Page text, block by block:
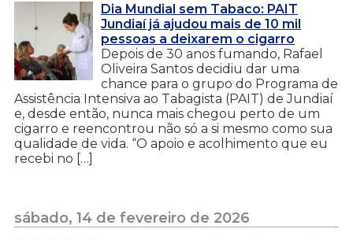
Dia Mundial sem Tabaco: PAIT
Jundiaí já ajudou mais de 10 mil
pessoas a deixarem o cigarro
Depois de 30 anos fumando, Rafael
Oliveira Santos decidiu dar uma
chance para o grupo do Programa de
Assistência Intensiva ao Tabagista (PAIT) de Jundiaí
e, desde então, nunca mais chegou perto de um
cigarro e reencontrou não só a si mesmo como sua
qualidade de vida. “O apoio e acolhimento que eu
recebi no […]
sábado, 14 de fevereiro de 2026